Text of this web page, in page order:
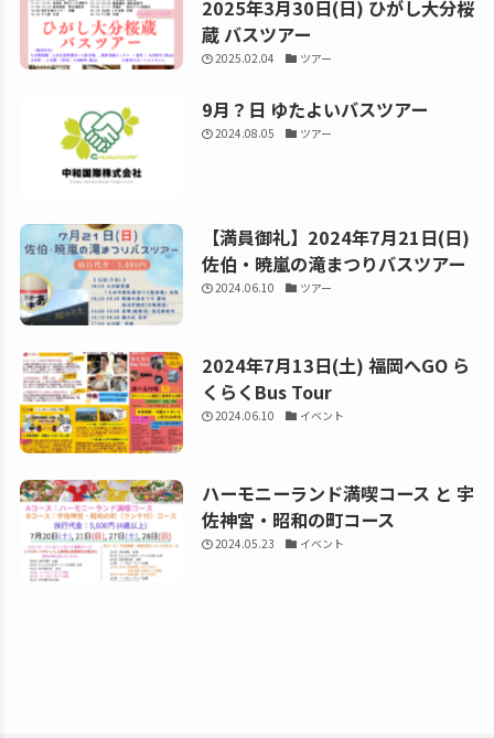
2025年3月30日(日) ひがし大分桜
蔵 バスツアー
2025.02.04 ツアー
9月？日 ゆたよいバスツアー
2024.08.05 ツアー
【満員御礼】2024年7月21日(日)
佐伯・暁嵐の滝まつりバスツアー
2024.06.10 ツアー
2024年7月13日(土) 福岡へGO ら
くらくBus Tour
2024.06.10 イベント
ハーモニーランド満喫コース と 宇
佐神宮・昭和の町コース
2024.05.23 イベント